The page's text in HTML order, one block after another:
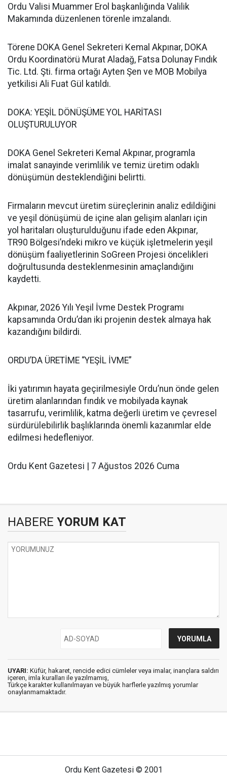
Ordu Valisi Muammer Erol başkanlığında Valilik
Makamında düzenlenen törenle imzalandı.
Törene DOKA Genel Sekreteri Kemal Akpınar, DOKA
Ordu Koordinatörü Murat Aladağ, Fatsa Dolunay Fındık
Tic. Ltd. Şti. firma ortağı Ayten Şen ve MOB Mobilya
yetkilisi Ali Fuat Gül katıldı.
DOKA: YEŞİL DÖNÜŞÜME YOL HARİTASI
OLUŞTURULUYOR
DOKA Genel Sekreteri Kemal Akpınar, programla
imalat sanayinde verimlilik ve temiz üretim odaklı
dönüşümün desteklendiğini belirtti.
Firmaların mevcut üretim süreçlerinin analiz edildiğini
ve yeşil dönüşümü de içine alan gelişim alanları için
yol haritaları oluşturulduğunu ifade eden Akpınar,
TR90 Bölgesi’ndeki mikro ve küçük işletmelerin yeşil
dönüşüm faaliyetlerinin SoGreen Projesi öncelikleri
doğrultusunda desteklenmesinin amaçlandığını
kaydetti.
Akpınar, 2026 Yılı Yeşil İvme Destek Programı
kapsamında Ordu’dan iki projenin destek almaya hak
kazandığını bildirdi.
ORDU’DA ÜRETİME “YEŞİL İVME”
İki yatırımın hayata geçirilmesiyle Ordu’nun önde gelen
üretim alanlarından fındık ve mobilyada kaynak
tasarrufu, verimlilik, katma değerli üretim ve çevresel
sürdürülebilirlik başlıklarında önemli kazanımlar elde
edilmesi hedefleniyor.
Ordu Kent Gazetesi | 7 Ağustos 2026 Cuma
HABERE YORUM KAT
UYARI: Küfür, hakaret, rencide edici cümleler veya imalar, inançlara saldırı
içeren, imla kuralları ile yazılmamış,
Türkçe karakter kullanılmayan ve büyük harflerle yazılmış yorumlar
onaylanmamaktadır.
Ordu Kent Gazetesi © 2001